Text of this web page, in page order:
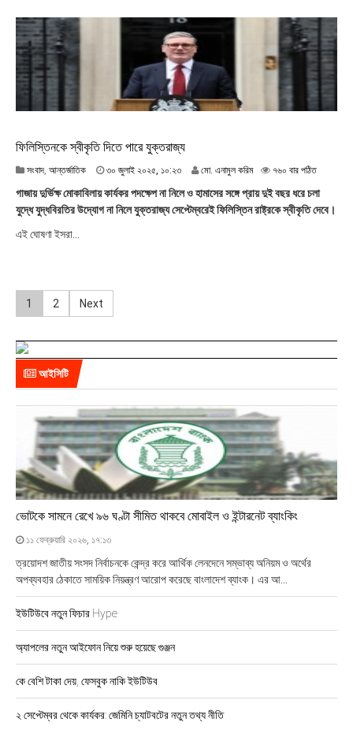
৫
,
১
৬
:
০
১
ফিলিস্তিনকে স্বীকৃতি দিতে পারে যুক্তরাজ্য
সংবাদ, আন্তর্জাতিক ৩০ জুলাই ২০২৫, ১০:২৩
জু
লা
:
মো. এনামুল করিম ৭৬০ বার পঠিত
গাজায় দুর্ভিক্ষ মোকাবিলায় কার্যকর পদক্ষেপ না নিলে ও হামাসের সঙ্গে প্রায় দুই বছর ধরে চলা
যুদ্ধে যুদ্ধবিরতির উদ্যোগ না নিলে যুক্তরাজ্য সেপ্টেম্বরেই ফিলিস্তিন রাষ্ট্রকে স্বীকৃতি দেবে।
এই ঘোষণা ইসরা...
P
o
s
t
a
v
i
g
a
t
i
o
1 2 Next
আইসিটি
ভোটকে সামনে রেখে ৯৬ ঘণ্টা সীমিত থাকবে মোবাইল ও ইন্টারনেট ব্যাংকিং
১১ ফেব্রুয়ারি ২০২৬, ১৭:১৩
ত্রয়োদশ জাতীয় সংসদ নির্বাচনকে কেন্দ্র করে আর্থিক লেনদেনে সম্ভাব্য অনিয়ম ও অর্থের
অপব্যবহার ঠেকাতে সাময়িক নিয়ন্ত্রণ আরোপ করেছে বাংলাদেশ ব্যাংক। এর আ...
ইউটিউবে নতুন ফিচার Hype
অ্যাপলের নতুন আইফোন নিয়ে শুরু হয়েছে গুঞ্জন
কে বেশি টাকা দেয়, ফেসবুক নাকি ইউটিউব
২ সেপ্টেম্বর থেকে কার্যকর: জেমিনি চ্যাটবটের নতুন তথ্য নীতি